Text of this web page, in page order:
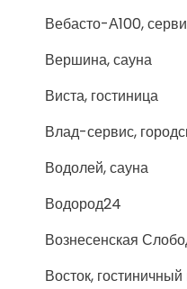
Вебасто-А100,
Вершина, сауна
Виста, гостиница
Влад-сервис,
Водолей, сауна
Водород24
Вознесенская
Восток,